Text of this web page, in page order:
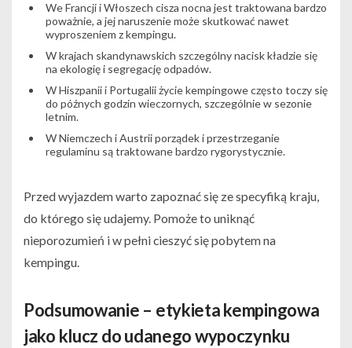
We Francji i Włoszech cisza nocna jest traktowana bardzo
poważnie, a jej naruszenie może skutkować nawet
wyproszeniem z kempingu.
W krajach skandynawskich szczególny nacisk kładzie się
na ekologię i segregację odpadów.
W Hiszpanii i Portugalii życie kempingowe często toczy się
do późnych godzin wieczornych, szczególnie w sezonie
letnim.
W Niemczech i Austrii porządek i przestrzeganie
regulaminu są traktowane bardzo rygorystycznie.
Przed wyjazdem warto zapoznać się ze specyfiką kraju,
do którego się udajemy. Pomoże to uniknąć
nieporozumień i w pełni cieszyć się pobytem na
kempingu.
Podsumowanie – etykieta kempingowa
jako klucz do udanego wypoczynku